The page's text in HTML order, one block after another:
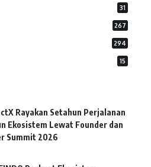
31
267
294
15
Rayakan Setahun Perjalanan
Ekosistem Lewat Founder dan
Summit 2026